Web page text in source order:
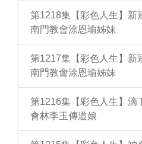
第1218集【彩色人生】新
南門教會涂恩瑜姊妹
第1217集【彩色人生】新
南門教會涂恩瑜姊妹
第1216集【彩色人生】滴
會林李玉傳道娘